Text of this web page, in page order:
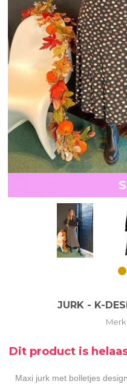
JURK - K-
Merk:
Dit product is
Maxi jurk met bolletjes